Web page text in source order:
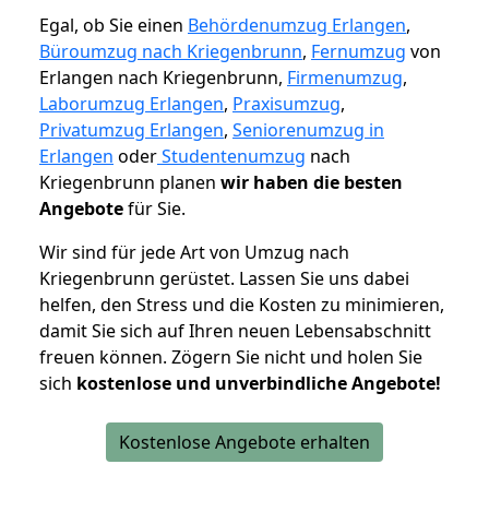
Egal, ob Sie einen Behördenumzug Erlangen,
Büroumzug nach Kriegenbrunn, Fernumzug von
Erlangen nach Kriegenbrunn, Firmenumzug,
Laborumzug Erlangen, Praxisumzug,
Privatumzug Erlangen, Seniorenumzug in
Erlangen oderStudentenumzug nach
Kriegenbrunn planen wir haben die besten
Angebotefür Sie.
Wir sind für jede Art von Umzug nach
Kriegenbrunn gerüstet. Lassen Sie uns dabei
helfen, den Stress und die Kosten zu minimieren,
damit Sie sich auf Ihren neuen Lebensabschnitt
freuen können. Zögern Sie nicht und holen Sie
sich kostenlose und unverbindliche Angebote!
Kostenlose Angebote erhalten